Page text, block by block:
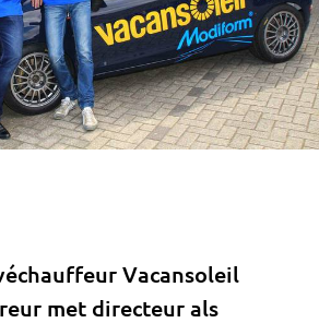
Vacansoleil
met directeur als